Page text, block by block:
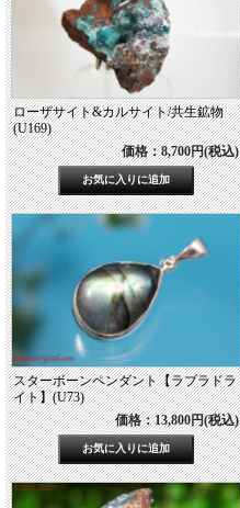
ローザサイト&カルサイト/共生鉱物
(U169)
価格：8,700円(税込)
スターボーンペンダント【ラブラドラ
イト】(U73)
価格：13,800円(税込)